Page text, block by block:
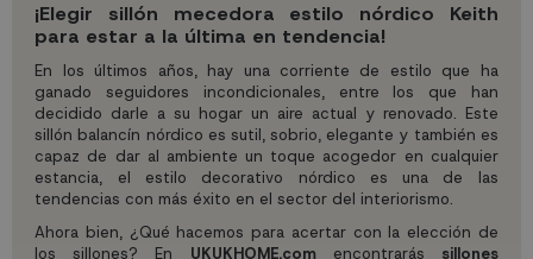
¡Elegir sillón mecedora estilo nórdico Keith
para estar a la última en tendencia!
En los últimos años, hay una corriente de estilo que ha
ganado seguidores incondicionales, entre los que han
decidido darle a su hogar un aire actual y renovado. Este
sillón balancín nórdico es sutil, sobrio, elegante y también es
capaz de dar al ambiente un toque acogedor en cualquier
estancia, el estilo decorativo nórdico es una de las
tendencias con más éxito en el sector del interiorismo.
Ahora bien, ¿Qué hacemos para acertar con la elección de
los sillones? En UKUKHOME.comencontrarás sillones